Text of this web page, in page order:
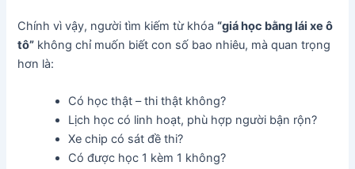
Chính vì vậy, người tìm kiếm từ khóa“giá học bằng lái xe ô
tô” không chỉ muốn biết con số bao nhiêu, mà quan trọng
hơn là:
Có học thật – thi thật không?
Lịch học có linh hoạt, phù hợp người bận rộn?
Xe chip có sát đề thi?
Có được học 1 kèm 1 không?